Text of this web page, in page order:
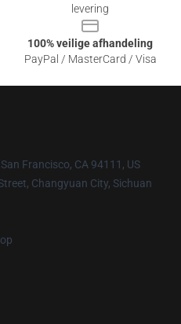
levering
100% veilige afhandeling
PayPal / MasterCard / Visa
Francisco, CA 94111, US
Changyuan City, Sichuan